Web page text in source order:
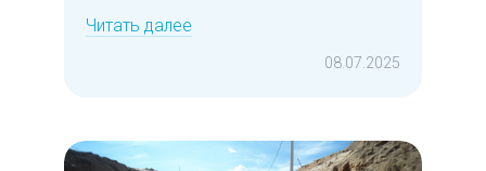
Читать далее
08.07.2025